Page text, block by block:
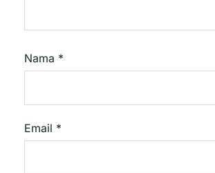
Nama *
Email *